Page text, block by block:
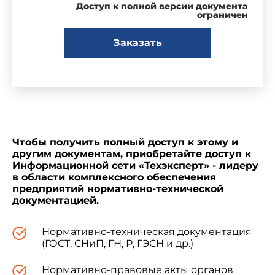
крупяная и комбикормовая промышленность.
Водохозяйственное строительство" (СН 500-77)
в части норм расхода материалов и изделий по
объектам водохозяйственного строительства,
"Нормы расхода труб на 1 млн. руб. сметной
площади жилых зданий" (СН 526-80) в части
норм расхода труб по объектам
водохозяйственного строительства.
ОБЩАЯ ЧАСТЬ
1. Настоящие нормы предназначены для
Доступ к полной версии документа
ограничен
Заказать
Чтобы получить полный доступ к этому и
другим документам, приобретайте доступ к
Информационной сети «Техэксперт» - лидеру
в области комплексного обеспечения
предприятий нормативно-технической
документацией.
Нормативно-техническая документация
(ГОСТ, СНиП, ГН, Р, ГЭСН и др.)
Нормативно-правовые акты органов